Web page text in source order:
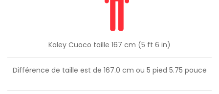
Kaley Cuoco taille 167 cm (5 ft 6 in)
Différence de taille est de 167.0 cm ou 5 pied 5.75 pouce